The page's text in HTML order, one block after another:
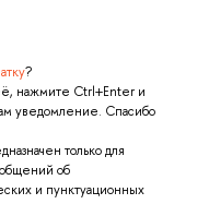
?
нажмите Ctrl+Enter и
уведомление. Спасибо
только для
об
и пунктуационных